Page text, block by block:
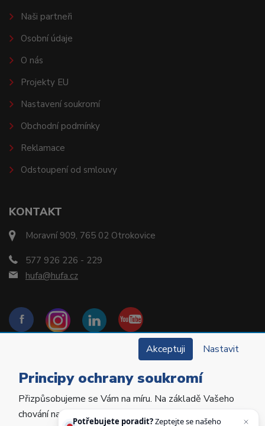
KONTAKT
Moravní 909, 765 02 Otrokovice
577 926 226 - 229
hufa@hufa.cz
Naši partneři
Osobní údaje
O nás
Projekty EU
Nastavení soukromí
Obchodní podmínky
Reklamace
Odstoupení od smlouvy
Copyright © 2022 Hu-Fa Dental a.s. Všechna práva
vyhrazena.
Akceptuji Nastavit
Principy ochrany soukromí
Přizpůsobujeme se Vám na míru. Na základě Vašeho
chování na webu personalizujeme jeho obsah a
Potřebujete poradit?Zeptejte se našeho